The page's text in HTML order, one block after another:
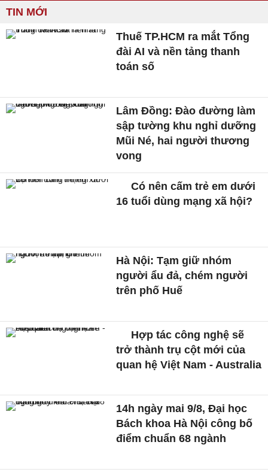
TIN MỚI
Thuế TP.HCM ra mắt Tổng
đài AI và nền tảng thanh
toán số
Lâm Đồng: Đào đường làm
sập tường khu nghỉ dưỡng
Mũi Né, hai người thương
vong
Có nên cấm trẻ em dưới
16 tuổi dùng mạng xã hội?
Hà Nội: Tạm giữ nhóm
người ẩu đả, chém người
trên phố Huế
Hợp tác công nghệ sẽ
trở thành trụ cột mới của
quan hệ Việt Nam - Australia
14h ngày mai 9/8, Đại học
Bách khoa Hà Nội công bố
điểm chuẩn 68 ngành